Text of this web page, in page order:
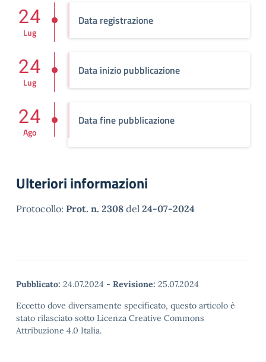
Data registrazione
24
Lug
Data inizio pubblicazione
24
Lug
Data fine pubblicazione
24
Ago
Ulteriori informazioni
Protocollo: Prot. n. 2308 del 24-07-2024
Pubblicato: 24.07.2024 - Revisione: 25.07.2024
Eccetto dove diversamente specificato, questo articolo è
stato rilasciato sotto Licenza Creative Commons
Attribuzione 4.0 Italia.